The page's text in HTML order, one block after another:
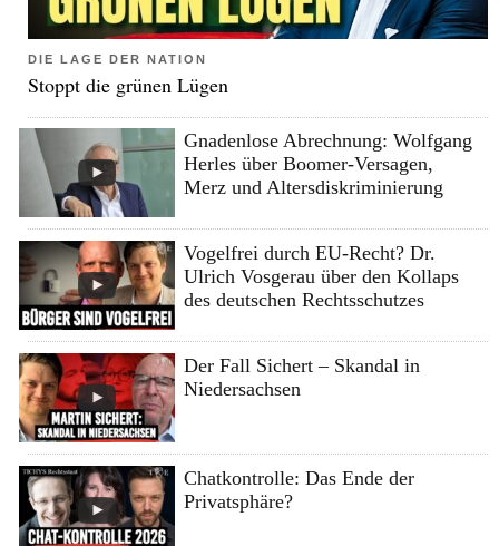
DIE LAGE DER NATION
Stoppt die grünen Lügen
Gnadenlose Abrechnung: Wolfgang
Herles über Boomer-Versagen,
Merz und Altersdiskriminierung
Vogelfrei durch EU-Recht? Dr.
Ulrich Vosgerau über den Kollaps
des deutschen Rechtsschutzes
Der Fall Sichert – Skandal in
Niedersachsen
Chatkontrolle: Das Ende der
Privatsphäre?